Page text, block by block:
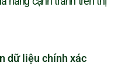
dữ liệu chính xác